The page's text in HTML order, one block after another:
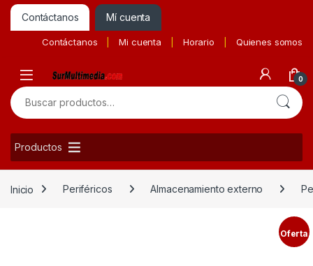
Contáctanos Mí cuenta
Contáctanos Mi cuenta Horario Quienes somos
0
Buscar por:
Productos
Inicio Periféricos Almacenamiento externo
Oferta